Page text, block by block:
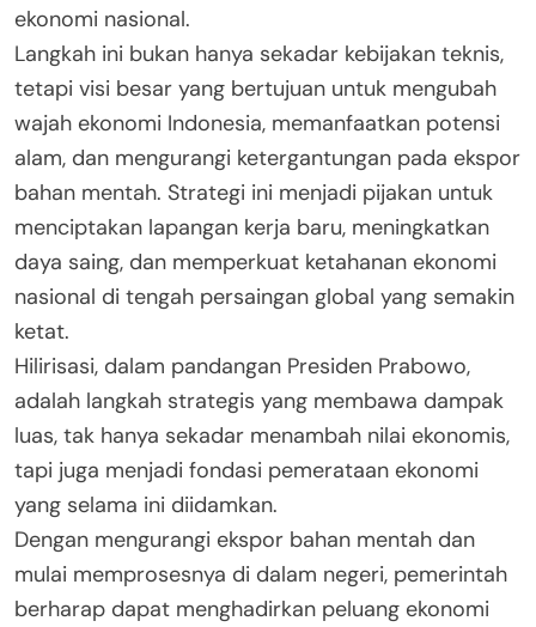
ekonomi nasional.
Langkah ini bukan hanya sekadar kebijakan teknis,
tetapi visi besar yang bertujuan untuk mengubah
wajah ekonomi Indonesia, memanfaatkan potensi
alam, dan mengurangi ketergantungan pada ekspor
bahan mentah. Strategi ini menjadi pijakan untuk
menciptakan lapangan kerja baru, meningkatkan
daya saing, dan memperkuat ketahanan ekonomi
nasional di tengah persaingan global yang semakin
ketat.
Hilirisasi, dalam pandangan Presiden Prabowo,
adalah langkah strategis yang membawa dampak
luas, tak hanya sekadar menambah nilai ekonomis,
tapi juga menjadi fondasi pemerataan ekonomi
yang selama ini diidamkan.
Dengan mengurangi ekspor bahan mentah dan
mulai memprosesnya di dalam negeri, pemerintah
berharap dapat menghadirkan peluang ekonomi